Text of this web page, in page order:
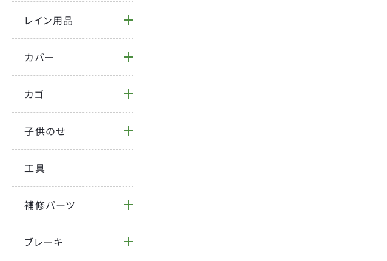
レイン用品
カバー
カゴ
子供のせ
工具
補修パーツ
ブレーキ